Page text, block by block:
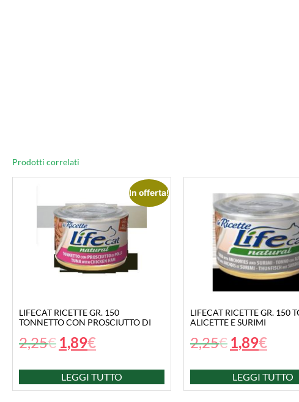
Prodotti correlati
In offerta!
LIFECAT RICETTE GR. 150
TONNETTO CON PROSCIUTTO DI
2,25€ 1,89€
LEGGI TUTTO
LIFECAT RICETTE GR. 150
ALICETTE E SURIMI
2,25€ 1,89€
LEGGI TUTTO